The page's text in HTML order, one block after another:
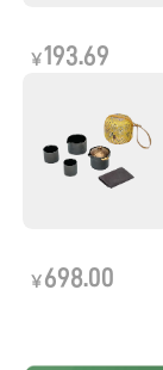
￥193.69
￥ 698.00